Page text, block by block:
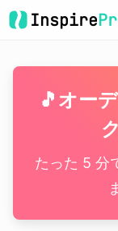
Inspire
🎵 オー
たった 5 分